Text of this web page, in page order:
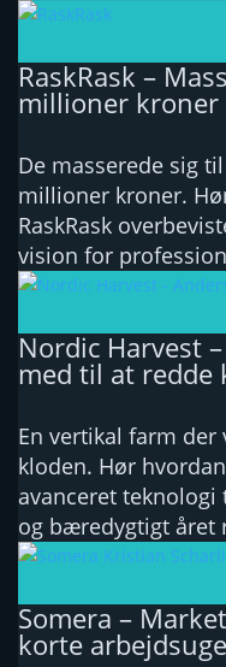
RaskRask –
millioner kroner
De masserede sig
millioner kroner.
RaskRask
vision for
Nordic Harvest
med til at redde
En vertikal farm
kloden. Hør
avanceret
og bæredygtigt året
Somera –
korte